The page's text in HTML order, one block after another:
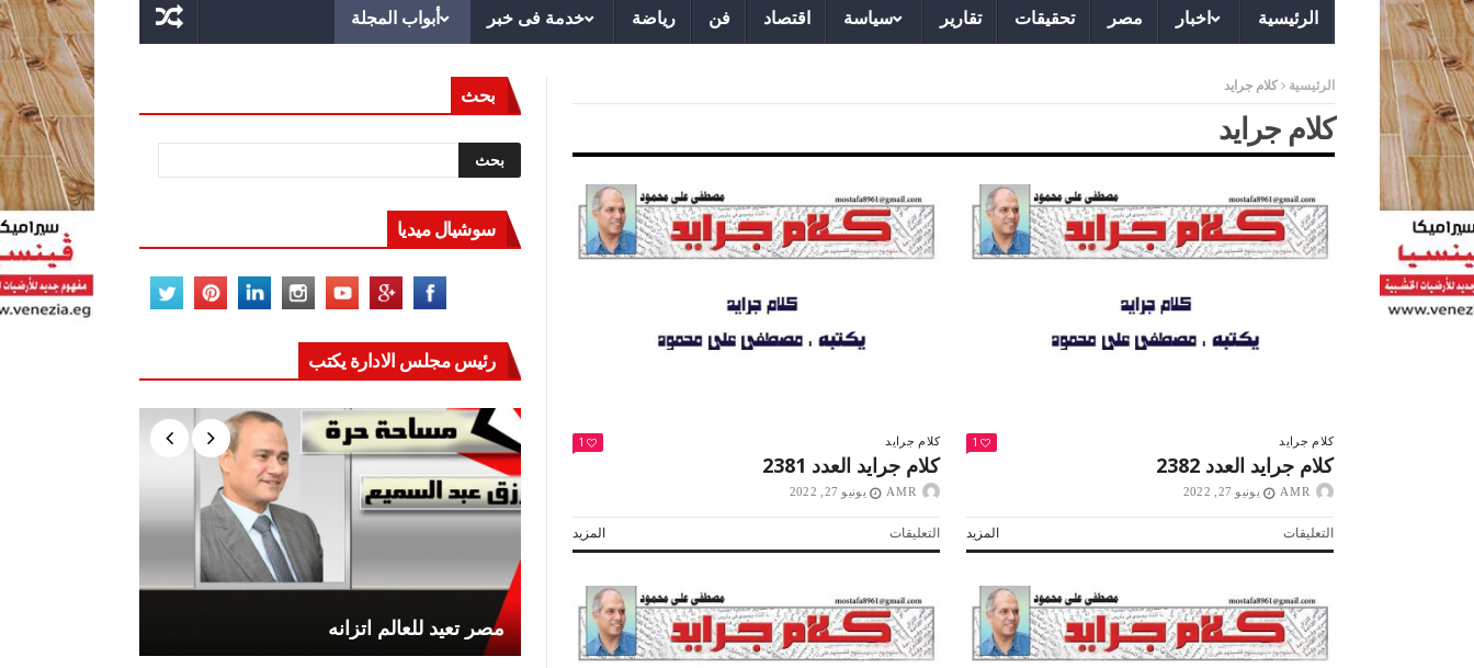
الرئيسية اخبار مصر تحقيقات تقارير سياسة اقتصاد فن رياضة خدمة فى خبر أبواب المجلة
الرئيسية كلام جرايد
كلام جرايد
كلام جرايد 1
كلام جرايد العدد 2381
AMR يونيو 27, 2022
المزيد التعليقاتعلى
كلام
2381
مغلقة
كلام جرايد 1
كلام جرايد العدد 2382
AMR يونيو 27, 2022
المزيد التعليقاتعلى
كلام
2382
مغلقة
بحث
سوشيال ميديا
رئيس مجلس الادارة يكتب
مصر تعيد للعالم اتزانه أكتوبر «النصر» و«المجلة» التشجيع «أخلاق» وليس «تحفيل»